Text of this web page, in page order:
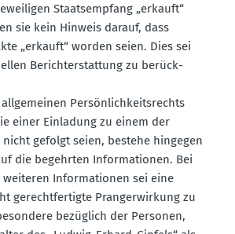
Staats­empfang „erkauft“
sie kein Hinweis darauf, dass
„erkauft“ worden seien. Dies sei
Bericht­erstattung zu berück­
Persön­lich­keits­rechts
einer Einladung zu einem der
nicht gefolgt seien, bestehe hingegen
die begehrten Infor­ma­tionen. Bei
weiteren Infor­ma­tionen sei eine
gerecht­fer­tigte Prang­er­wirkung zu
bezüglich der Personen,